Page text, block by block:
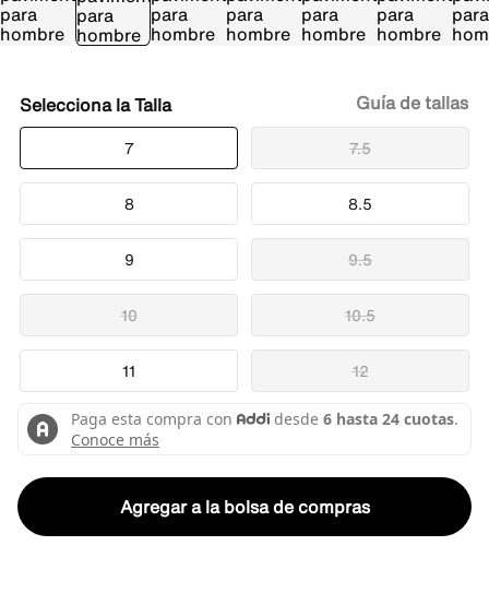
Talla
7 7.5
8 8.5
9 9.5
10 10.5
11 12
Guía de tallas
Agregar a la bolsa de compras